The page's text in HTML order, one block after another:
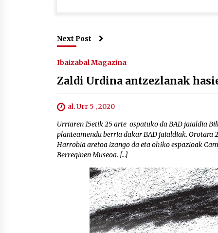
Next Post
Ibaizabal Magazina
Zaldi Urdina antzezlanak
al. Urr 5 , 2020
Urriaren 15etik 25 arte ospatuko da BAD jaialdia
planteamendu berria dakar BAD jaialdiak. Orotara
Harrobia aretoa izango da eta ohiko espazioak
Berreginen Museoa. […]